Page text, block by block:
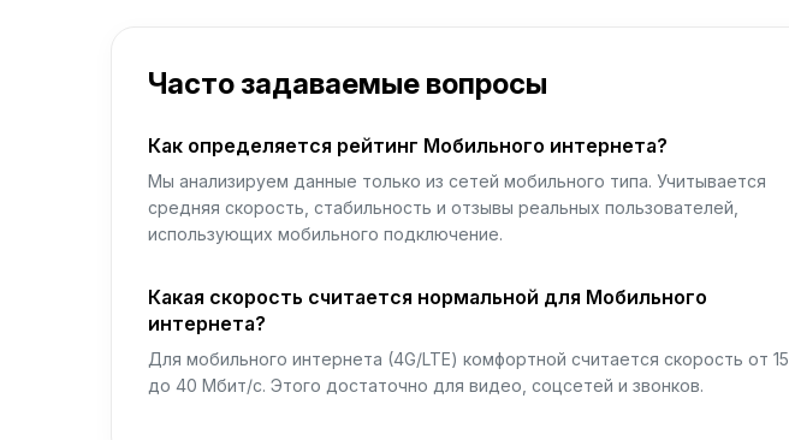
Часто задаваемые вопросы
Как определяется рейтинг Мобильного интернета?
Мы анализируем данные только из сетей мобильного типа. Учитывается
средняя скорость, стабильность и отзывы реальных пользователей,
использующих мобильного подключение.
Какая скорость считается нормальной для Мобильного
интернета?
Для мобильного интернета (4G/LTE) комфортной считается скорость от 15
до 40 Мбит/с. Этого достаточно для видео, соцсетей и звонков.